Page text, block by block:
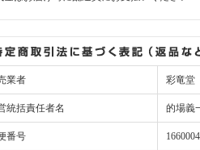
業者 彩竜堂
統括責任者名 的場義
番号 1660004